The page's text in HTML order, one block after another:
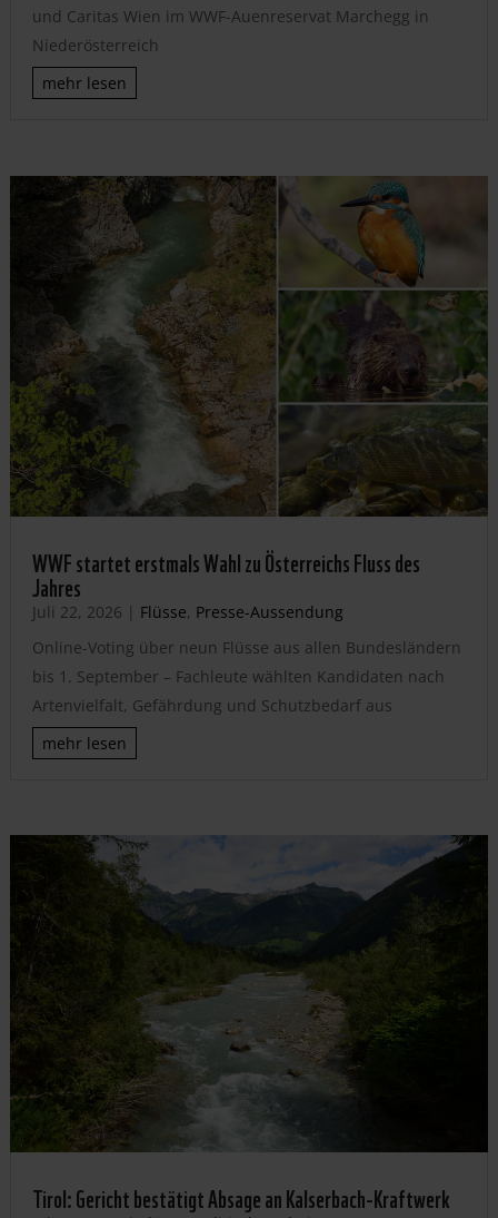
und Caritas Wien im WWF-Auenreservat Marchegg in
Niederösterreich
mehr lesen
WWF startet erstmals Wahl zu Österreichs Fluss des
Jahres
Juli 22, 2026 | Flüsse, Presse-Aussendung
Online-Voting über neun Flüsse aus allen Bundesländern
bis 1. September – Fachleute wählten Kandidaten nach
Artenvielfalt, Gefährdung und Schutzbedarf aus
mehr lesen
Tirol: Gericht bestätigt Absage an Kalserbach-Kraftwerk